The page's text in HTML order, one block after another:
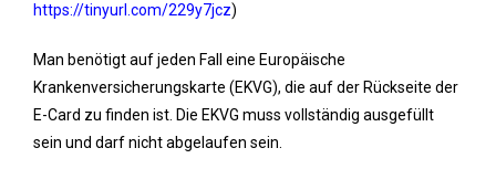
https://tinyurl.com/229y7jcz)
Man benötigt auf jeden Fall eine Europäische
Krankenversicherungskarte (EKVG), die auf der Rückseite der
E-Card zu finden ist. Die EKVG muss vollständig ausgefüllt
sein und darf nicht abgelaufen sein.